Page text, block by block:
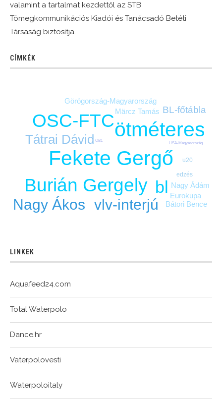
valamint a tartalmat kezdettől az STB
Tömegkommunikációs Kiadói és Tanácsadó Betéti
Társaság biztosítja.
CÍMKÉK
Fekete Gergő
ötméteres
Burián Gergely
OSC-FTC
bl
Nagy Ákos vlv-interjú
Tátrai Dávid
BL-főtábla
Bátori Bence
Eurokupa
Görögország-Magyarország
Märcz Tamás
Nagy Ádám
edzés
u20
OB1
USA-Magyarország
LINKEK
Aquafeed24.com
Total Waterpolo
Dance.hr
Vaterpolovesti
Waterpoloitaly